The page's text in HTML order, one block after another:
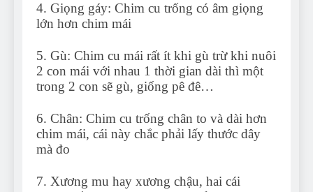
4. Giọng gáy: Chim cu trống có âm giọng
lớn hơn chim mái
5. Gù: Chim cu mái rất ít khi gù trừ khi nuôi
2 con mái với nhau 1 thời gian dài thì một
trong 2 con sẽ gù, giống pê đê…
6. Chân: Chim cu trống chân to và dài hơn
chim mái, cái này chắc phải lấy thước dây
mà đo
7. Xương mu hay xương chậu, hai cái